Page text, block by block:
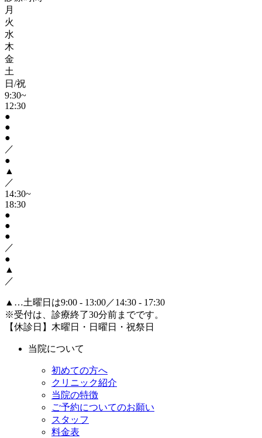
月
火
水
木
金
土
日/祝
9:30~
12:30
●
●
●
／
●
▲
／
14:30~
18:30
●
●
●
／
●
▲
／
▲ …土曜日は9:00 - 13:00／14:30 - 17:30
※受付は、診療終了30分前までです。
【休診日】木曜日・日曜日・祝祭日
当院について
初めての方へ
クリニック紹介
当院の特徴
ご予約についてのお願い
スタッフ
料金表